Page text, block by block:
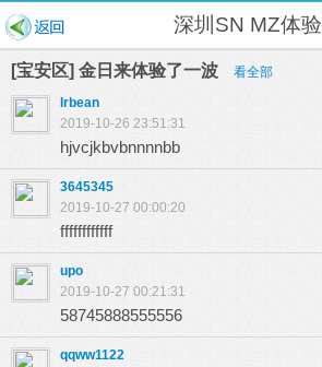
深圳SN MZ体验
[宝安区] 金日来体验了一波 看全部
lrbean
2019-10-26 23:51:31
hjvcjkbvbnnnnbb
3645345
2019-10-27 00:00:20
ffffffffffff
upo
2019-10-27 00:21:31
58745888555556
qqww1122